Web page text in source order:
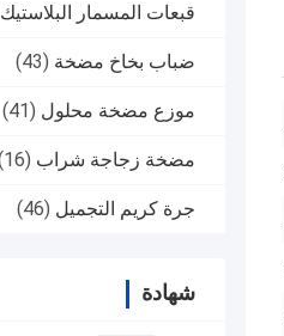
قبعات المسمار البلاستيك
ضباب بخاخ مضخة (43)
موزع مضخة محلول (41)
مضخة زجاجة شراب (16)
جرة كريم التجميل (46)
شهادة